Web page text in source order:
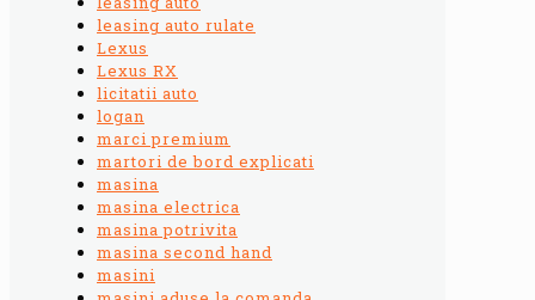
leasing auto rulate
Lexus
Lexus RX
licitatii auto
logan
marci premium
martori de bord explicati
masina
masina electrica
masina potrivita
masina second hand
masini